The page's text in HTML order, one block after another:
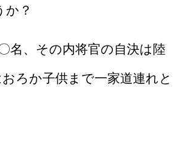
？
名、その内将官の自決は陸
ろか子供まで一家道連れと